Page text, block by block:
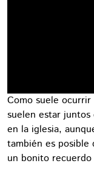
Como suele
suelen estar
en la iglesia,
también es
un bonito